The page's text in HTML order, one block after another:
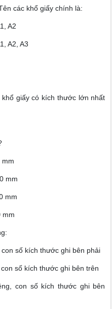
các khổ giấy chính là:
A2
A2, A3
giấy có kích thước lớn nhất
mm
mm
mm
mm
số kích thước ghi bên phải
số kích thước ghi bên trên
con số kích thước ghi bên